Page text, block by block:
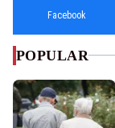
Facebook
POPULAR